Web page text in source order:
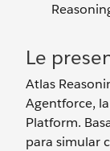
Le
Atlas
Agentforce,
Platform.
para simular